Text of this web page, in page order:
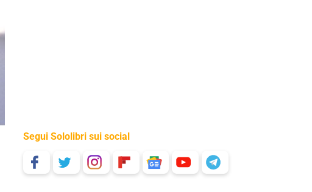
Segui Sololibri sui social